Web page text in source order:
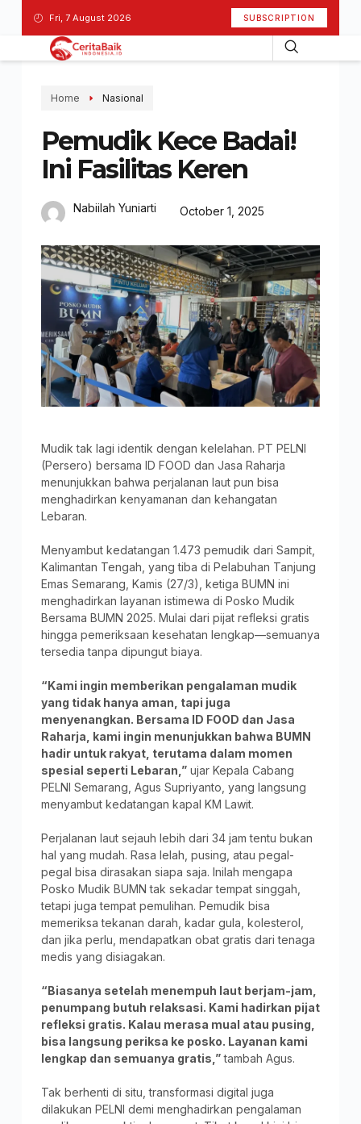
Fri, 7 August 2026 SUBSCRIPTION
Home Nasional
Pemudik Kece Badai!
Ini Fasilitas Keren
Nabiilah Yuniarti October 1, 2025
Mudik tak lagi identik dengan kelelahan. PT PELNI
(Persero) bersama ID FOOD dan Jasa Raharja
menunjukkan bahwa perjalanan laut pun bisa
menghadirkan kenyamanan dan kehangatan
Lebaran.
Menyambut kedatangan 1.473 pemudik dari Sampit,
Kalimantan Tengah, yang tiba di Pelabuhan Tanjung
Emas Semarang, Kamis (27/3), ketiga BUMN ini
menghadirkan layanan istimewa di Posko Mudik
Bersama BUMN 2025. Mulai dari pijat refleksi gratis
hingga pemeriksaan kesehatan lengkap—semuanya
tersedia tanpa dipungut biaya.
“Kami ingin memberikan pengalaman mudik
yang tidak hanya aman, tapi juga
menyenangkan. Bersama ID FOOD dan Jasa
Raharja, kami ingin menunjukkan bahwa BUMN
hadir untuk rakyat, terutama dalam momen
spesial seperti Lebaran,”ujar Kepala Cabang
PELNI Semarang, Agus Supriyanto, yang langsung
menyambut kedatangan kapal KM Lawit.
Perjalanan laut sejauh lebih dari 34 jam tentu bukan
hal yang mudah. Rasa lelah, pusing, atau pegal-
pegal bisa dirasakan siapa saja. Inilah mengapa
Posko Mudik BUMN tak sekadar tempat singgah,
tetapi juga tempat pemulihan. Pemudik bisa
memeriksa tekanan darah, kadar gula, kolesterol,
dan jika perlu, mendapatkan obat gratis dari tenaga
medis yang disiagakan.
“Biasanya setelah menempuh laut berjam-jam,
penumpang butuh relaksasi. Kami hadirkan pijat
refleksi gratis. Kalau merasa mual atau pusing,
bisa langsung periksa ke posko. Layanan kami
lengkap dan semuanya gratis,”tambah Agus.
Tak berhenti di situ, transformasi digital juga
dilakukan PELNI demi menghadirkan pengalaman